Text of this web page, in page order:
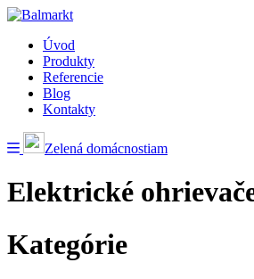
Úvod
Produkty
Referencie
Blog
Kontakty
Zelená domácnostiam
Elektrické
Kategórie